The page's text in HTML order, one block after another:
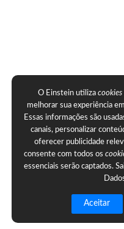
O Einstein utilizacookies
melhorar sua experiência
Essas informações são
canais, personalizar
oferecer publicidade
consente com todos os
essenciais serão captados.
Aceitar